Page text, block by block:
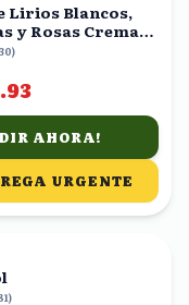
Lirios Blancos,
y Rosas Crema
Globo
)
AHORA!
URGENTE
)